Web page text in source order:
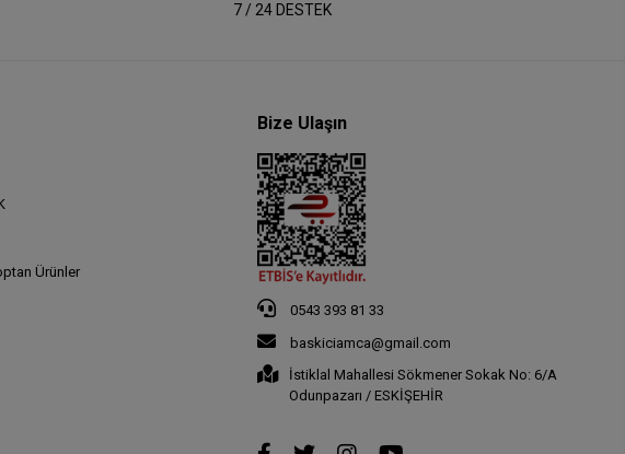
7 / 24 DESTEK
Ürünler
Bize Ulaşın
0543 393 81 33
baskiciamca@gmail.com
İstiklal Mahallesi Sökmener Sokak No: 6/A
Odunpazarı / ESKİŞEHİR